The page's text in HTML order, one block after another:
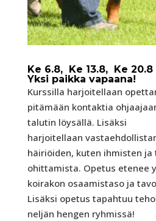
Ke 6.8, Ke 13.8, Ke
Yksi paikka vapaana!
Kurssilla harjoitellaan
pitämään kontaktia
talutin löysällä. Lisäksi
harjoitellaan
häiriöiden, kuten ihmisten
ohittamista. Opetus etenee
koirakon osaamistaso ja
Lisäksi opetus tapahtuu
neljän hengen ryhmissä!